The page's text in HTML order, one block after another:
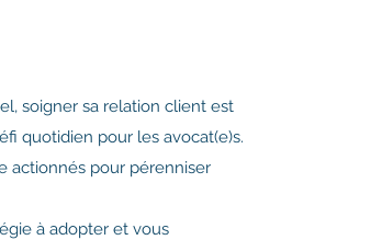
soigner sa relation client est
quotidien pour les avocat(e)s.
actionnés pour pérenniser
à adopter et vous